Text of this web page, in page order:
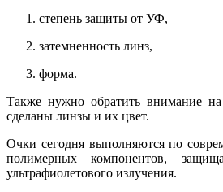
степень защиты от УФ,
затемненность линз,
форма.
Также нужно обратить внимание на
сделаны линзы и их цвет.
Очки сегодня выполняются по
полимерных компонентов,
ультрафиолетового излучения.